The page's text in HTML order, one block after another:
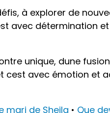
à explorer de
avec détermination
unique, dune
cest avec émotion et
mari de Sheila • Que